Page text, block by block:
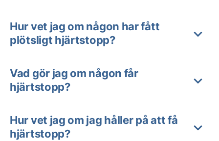
Hur vet jag om någon har fått
plötsligt hjärtstopp?
Vad gör jag om någon får
hjärtstopp?
Hur vet jag om jag håller på att få
hjärtstopp?